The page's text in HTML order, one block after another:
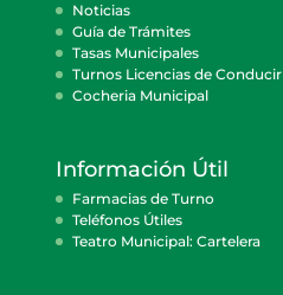
Noticias
Guía de Trámites
Tasas Municipales
Turnos Licencias de Conducir
Cocheria Municipal
Información Útil
Farmacias de Turno
Teléfonos Útiles
Teatro Municipal: Cartelera